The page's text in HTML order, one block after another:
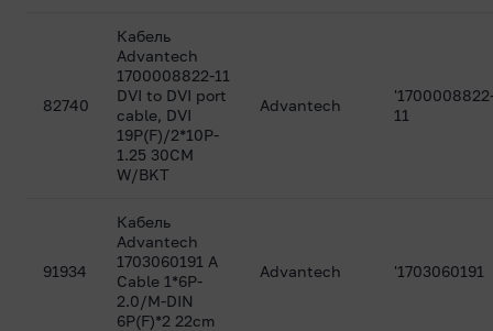
82740
Кабель
Advantech
1700008822-11
DVI to DVI port
cable, DVI
19P(F)/2*10P-
1.25 30CM
W/BKT
Advantech
11
91934
Кабель
Advantech
1703060191 A
Cable 1*6P-
2.0/M-DIN
6P(F)*2 22cm
Advantech '1703060191